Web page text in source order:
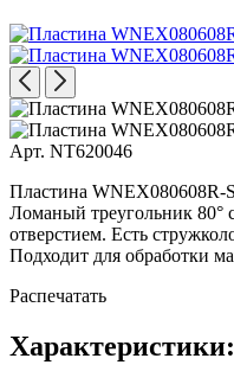
Арт. NT620046
Пластина WNEX080608R-
Ломаный треугольник 80°
отверстием. Есть
Подходит для обработки
Распечатать
Характеристики: